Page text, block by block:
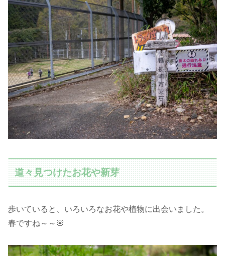
道々見つけたお花や新芽
歩いていると、いろいろなお花や植物に出会いました。
春ですね～～🌸